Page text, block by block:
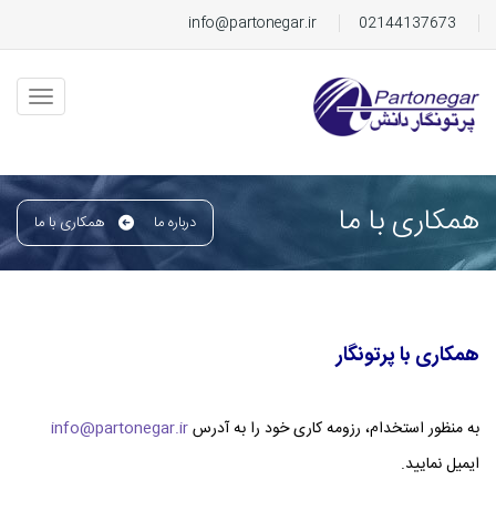
02144137673
info@partonegar.ir
همکاری با ما درباره ما همکاری با ما
همکاری با پرتونگار
به منظور استخدام، رزومه کاری خود را به آدرسinfo@partonegar.ir
ایمیل نمایید.